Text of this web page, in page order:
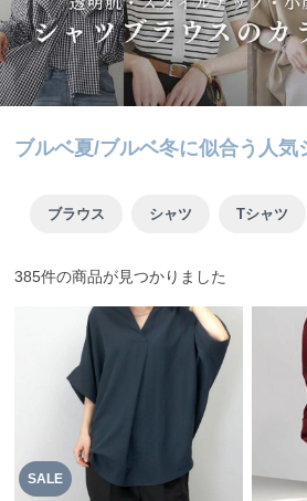
ブルベ夏/ブルベ冬に似合う人気
ブラウス シャツ Tシャツ
385件の商品が見つかりました
SALE